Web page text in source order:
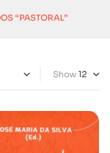
“PASTORAL”
Show